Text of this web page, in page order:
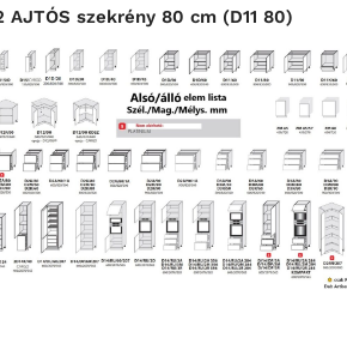
AJTÓS szekrény 80 cm (D11 80)